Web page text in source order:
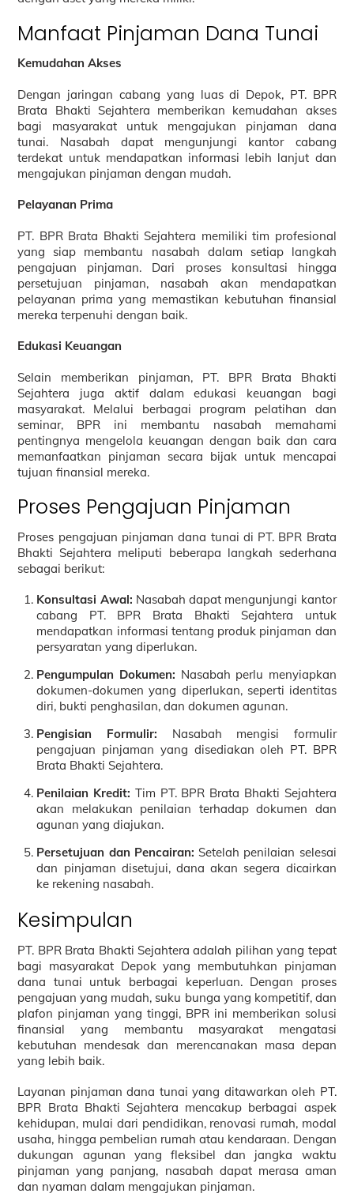
Manfaat Pinjaman Dana Tunai
Kemudahan Akses
Dengan jaringan cabang yang luas di Depok, PT. BPR
Brata Bhakti Sejahtera memberikan kemudahan akses
bagi masyarakat untuk mengajukan pinjaman dana
tunai. Nasabah dapat mengunjungi kantor cabang
terdekat untuk mendapatkan informasi lebih lanjut dan
mengajukan pinjaman dengan mudah.
Pelayanan Prima
PT. BPR Brata Bhakti Sejahtera memiliki tim profesional
yang siap membantu nasabah dalam setiap langkah
pengajuan pinjaman. Dari proses konsultasi hingga
persetujuan pinjaman, nasabah akan mendapatkan
pelayanan prima yang memastikan kebutuhan finansial
mereka terpenuhi dengan baik.
Edukasi Keuangan
Selain memberikan pinjaman, PT. BPR Brata Bhakti
Sejahtera juga aktif dalam edukasi keuangan bagi
masyarakat. Melalui berbagai program pelatihan dan
seminar, BPR ini membantu nasabah memahami
pentingnya mengelola keuangan dengan baik dan cara
memanfaatkan pinjaman secara bijak untuk mencapai
tujuan finansial mereka.
Proses Pengajuan Pinjaman
Proses pengajuan pinjaman dana tunai di PT. BPR Brata
Bhakti Sejahtera meliputi beberapa langkah sederhana
sebagai berikut:
Konsultasi Awal: Nasabah dapat mengunjungi kantor
cabang PT. BPR Brata Bhakti Sejahtera untuk
mendapatkan informasi tentang produk pinjaman dan
persyaratan yang diperlukan.
Pengumpulan Dokumen: Nasabah perlu menyiapkan
dokumen-dokumen yang diperlukan, seperti identitas
diri, bukti penghasilan, dan dokumen agunan.
Pengisian Formulir: Nasabah mengisi formulir
pengajuan pinjaman yang disediakan oleh PT. BPR
Brata Bhakti Sejahtera.
Penilaian Kredit: Tim PT. BPR Brata Bhakti Sejahtera
akan melakukan penilaian terhadap dokumen dan
agunan yang diajukan.
Persetujuan dan Pencairan: Setelah penilaian selesai
dan pinjaman disetujui, dana akan segera dicairkan
ke rekening nasabah.
Kesimpulan
PT. BPR Brata Bhakti Sejahtera adalah pilihan yang tepat
bagi masyarakat Depok yang membutuhkan pinjaman
dana tunai untuk berbagai keperluan. Dengan proses
pengajuan yang mudah, suku bunga yang kompetitif, dan
plafon pinjaman yang tinggi, BPR ini memberikan solusi
finansial yang membantu masyarakat mengatasi
kebutuhan mendesak dan merencanakan masa depan
yang lebih baik.
Layanan pinjaman dana tunai yang ditawarkan oleh PT.
BPR Brata Bhakti Sejahtera mencakup berbagai aspek
kehidupan, mulai dari pendidikan, renovasi rumah, modal
usaha, hingga pembelian rumah atau kendaraan. Dengan
dukungan agunan yang fleksibel dan jangka waktu
pinjaman yang panjang, nasabah dapat merasa aman
dan nyaman dalam mengajukan pinjaman.